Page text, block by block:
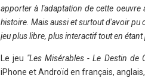
apporter à l'adaptation de cette oeuvre
histoire. Mais aussi et surtout d'avoir
jeu plus libre, plus interactif tout en
Le jeu "Les Misérables - Le Destin de
iPhone et Androïd en français,